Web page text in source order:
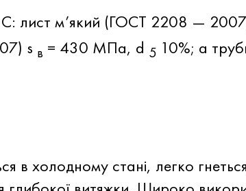
С: лист м’який (ГОСТ 2208 —
s в = 430 МПа, d 510%; а
холодному стані, легко